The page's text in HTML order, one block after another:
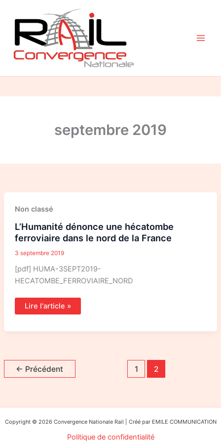
contenu
septembre 2019
Non classé
L’Humanité dénonce une hécatombe
ferroviaire dans le nord de la France
3 septembre 2019
[pdf] HUMA-3SEPT2019-
HECATOMBE_FERROVIAIRE_NORD
L’Humanité
dénonce
hécatombe
ferroviaire
dans
nord
la
France
Lire l'article »
← Précédent 1 2
Copyright © 2026 Convergence Nationale Rail | Créé par EMILE COMMUNICATION
Politique de confidentialité